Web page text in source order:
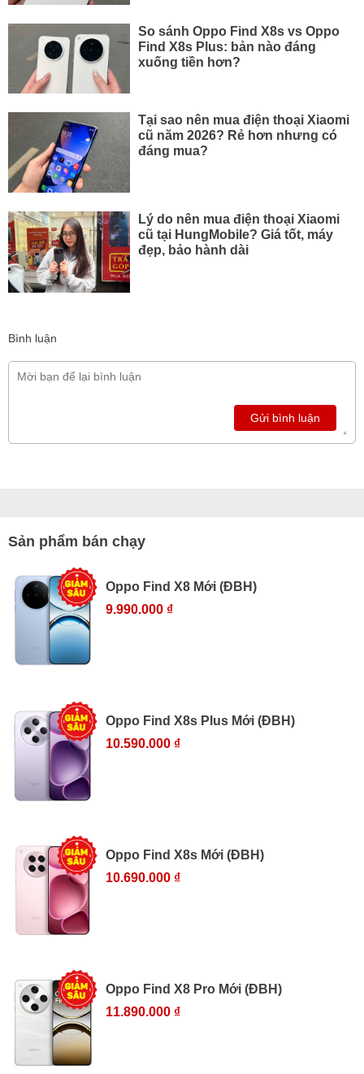
So sánh Oppo Find X8s vs Oppo
Find X8s Plus: bản nào đáng
xuống tiền hơn?
Tại sao nên mua điện thoại Xiaomi
cũ năm 2026? Rẻ hơn nhưng có
đáng mua?
Lý do nên mua điện thoại Xiaomi
cũ tại HungMobile? Giá tốt, máy
đẹp, bảo hành dài
Bình luận
Gửi bình luận
Sản phẩm bán chạy
Oppo Find X8 Mới (ĐBH)
9.990.000 ₫
Oppo Find X8s Plus Mới (ĐBH)
10.590.000 ₫
Oppo Find X8s Mới (ĐBH)
10.690.000 ₫
Oppo Find X8 Pro Mới (ĐBH)
11.890.000 ₫